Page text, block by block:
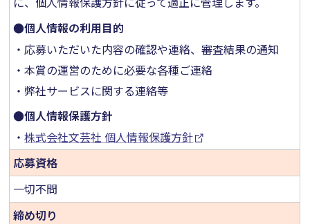
●個人情報の利用目的
・応募いただいた内容の確認や連絡、審査結果の通知
・本賞の運営のために必要な各種ご連絡
・弊社サービスに関する連絡等
●個人情報保護方針
・株式会社文芸社 個人情報保護方針
応募資格
一切不問
締め切り